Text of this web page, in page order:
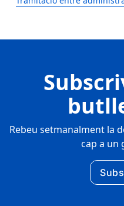
Rebeu setmanalment la
cap a un